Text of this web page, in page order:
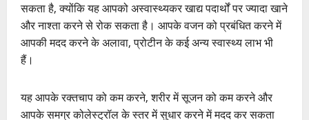
सकता है, क्योंकि यह आपको अस्वास्थ्यकर खाद्य पदार्थों पर ज्यादा खाने
और नाश्ता करने से रोक सकता है। आपके वजन को प्रबंधित करने में
आपकी मदद करने के अलावा, प्रोटीन के कई अन्य स्वास्थ्य लाभ भी
हैं।
यह आपके रक्तचाप को कम करने, शरीर में सूजन को कम करने और
आपके समग्र कोलेस्ट्रॉल के स्तर में सुधार करने में मदद कर सकता